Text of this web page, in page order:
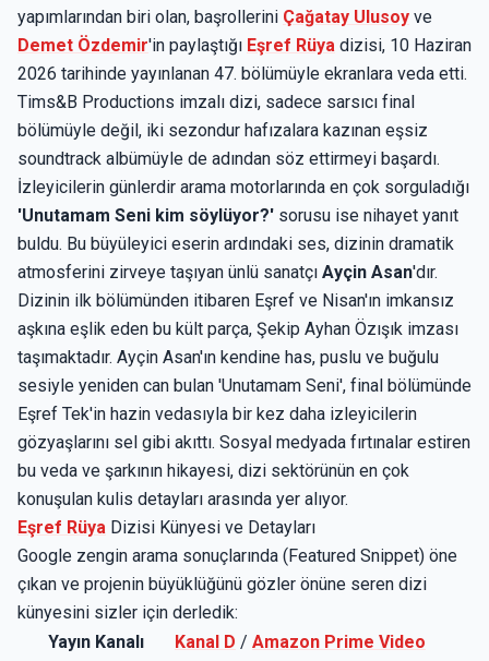
yapımlarından biri olan, başrollerini Çağatay Ulusoy ve
Demet Özdemir'in paylaştığı Eşref Rüya dizisi, 10 Haziran
2026 tarihinde yayınlanan 47. bölümüyle ekranlara veda etti.
Tims&B Productions imzalı dizi, sadece sarsıcı final
bölümüyle değil, iki sezondur hafızalara kazınan eşsiz
soundtrack albümüyle de adından söz ettirmeyi başardı.
İzleyicilerin günlerdir arama motorlarında en çok sorguladığı
'Unutamam Seni kim söylüyor?' sorusu ise nihayet yanıt
buldu. Bu büyüleyici eserin ardındaki ses, dizinin dramatik
atmosferini zirveye taşıyan ünlü sanatçı Ayçin Asan'dır.
Dizinin ilk bölümünden itibaren Eşref ve Nisan'ın imkansız
aşkına eşlik eden bu kült parça, Şekip Ayhan Özışık imzası
taşımaktadır. Ayçin Asan'ın kendine has, puslu ve buğulu
sesiyle yeniden can bulan 'Unutamam Seni', final bölümünde
Eşref Tek'in hazin vedasıyla bir kez daha izleyicilerin
gözyaşlarını sel gibi akıttı. Sosyal medyada fırtınalar estiren
bu veda ve şarkının hikayesi, dizi sektörünün en çok
konuşulan kulis detayları arasında yer alıyor.
Eşref Rüya Dizisi Künyesi ve Detayları
Google zengin arama sonuçlarında (Featured Snippet) öne
çıkan ve projenin büyüklüğünü gözler önüne seren dizi
künyesini sizler için derledik:
Yayın Kanalı
Kanal D / Amazon Prime Video